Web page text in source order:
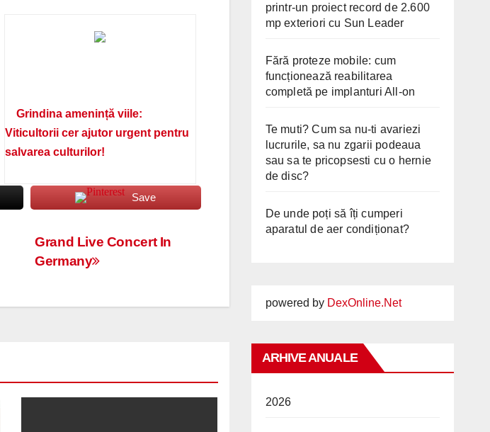
Grindina amenință viile:
Viticultorii cer ajutor urgent pentru
salvarea culturilor!
Save
Grand Live Concert In
Germany
printr-un proiect record de 2.600
mp exteriori cu Sun Leader
Fără proteze mobile: cum
funcționează reabilitarea
completă pe implanturi All-on
Te muti? Cum sa nu-ti avariezi
lucrurile, sa nu zgarii podeaua
sau sa te pricopsesti cu o hernie
de disc?
De unde poți să îți cumperi
aparatul de aer condiționat?
powered by DexOnline.Net
ARHIVE ANUALE
2026